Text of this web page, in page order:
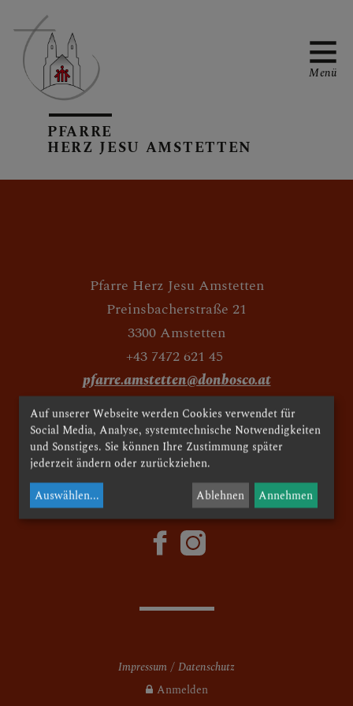
PFARRTEAM
GRUPPEN IN DER
PFARRE
Senioren
Katholisches Bildungswerk
Jungschar
Pfadfinder
Ehemalige
KiKi Kinderkirchen Team
KommunionspenderInnen
Feste und Feiern Team
PFARRE
HERZ JESU AMSTETTEN
Menü
Pfarre Herz Jesu Amstetten
Preinsbacherstraße 21
3300 Amstetten
+43 7472 621 45
pfarre.amstetten@donbosco.at
facebook
© 2024 Pfarre Herz Jesu Amstetten
Impressum
Datenschutz
Anmelden
Auf unserer Webseite werden Cookies verwendet für
Social Media, Analyse, systemtechnische Notwendigkeiten
und Sonstiges. Sie können Ihre Zustimmung später
jederzeit ändern oder zurückziehen.
Auswählen... Ablehnen Annehmen